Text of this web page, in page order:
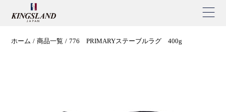
ホーム 商品一覧 776 PRIMARYステーブルラグ 400g